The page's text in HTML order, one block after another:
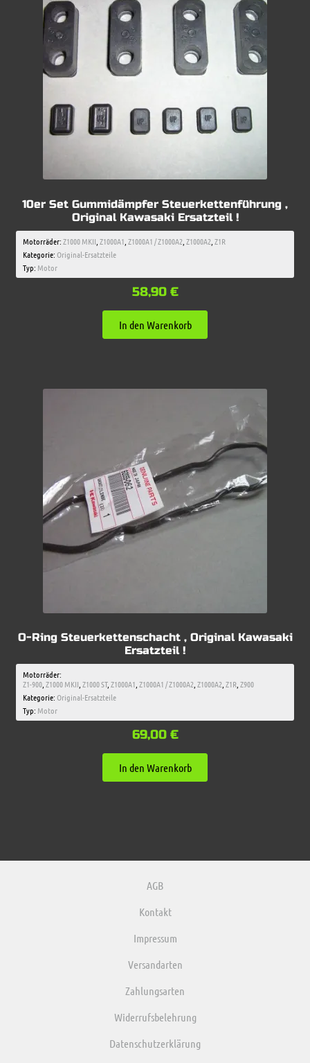
10er Set Gummidämpfer Steuerkettenführung ,
Original Kawasaki Ersatzteil !
Motorräder:Z1000 MKII,Z1000A1,Z1000A1 / Z1000A2,Z1000A2,Z1R
Kategorie:Original-Ersatzteile
Typ: Motor
58,90 €
In den Warenkorb
O-Ring Steuerkettenschacht , Original Kawasaki
Ersatzteil !
Motorräder:
Z1-900,Z1000 MKII,Z1000 ST,Z1000A1,Z1000A1 / Z1000A2,Z1000A2,Z1R,Z900
Kategorie:Original-Ersatzteile
Typ: Motor
69,00 €
In den Warenkorb
AGB
Kontakt
Impressum
Versandarten
Zahlungsarten
Widerrufsbelehrung
Datenschutzerklärung